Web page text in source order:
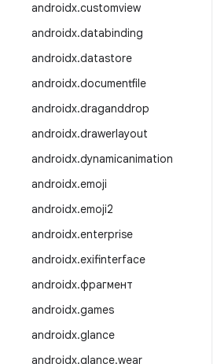
androidx.customview
androidx.databinding
androidx.datastore
androidx.documentfile
androidx.draganddrop
androidx.drawerlayout
androidx.dynamicanimation
androidx.emoji
androidx.emoji2
androidx.enterprise
androidx.exifinterface
androidx.фрагмент
androidx.games
androidx.glance
androidx.glance.wear